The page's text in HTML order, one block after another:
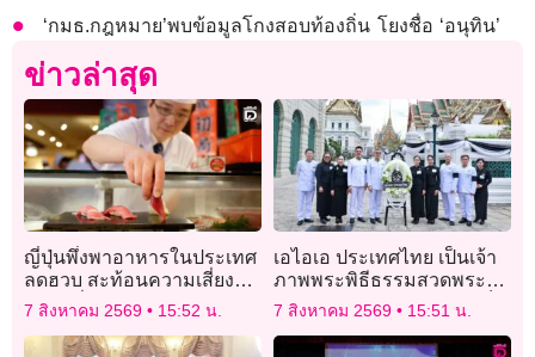
‘กมธ.กฎหมาย’พบข้อมูลโกงสอบท้องถิ่น โยงชื่อ ‘อนุทิน’
ข่าวล่าสุด
ญี่ปุ่นพึ่งพาอาหารในประเทศ
ลดฮวบ สะท้อนความเสี่ยง
ความมั่นคงอาหาร
7 สิงหาคม 2569 15:52 น.
เอไอเอ ประเทศไทย เป็นเจ้า
ภาพพระพิธีธรรมสวดพระ
อภิธรรมพระบรมศพ “สมเด็จ
7 สิงหาคม 2569 15:51 น.